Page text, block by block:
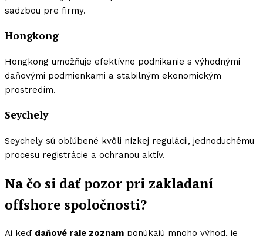
sadzbou pre firmy.
Hongkong
Hongkong umožňuje efektívne podnikanie s výhodnými
daňovými podmienkami a stabilným ekonomickým
prostredím.
Seychely
Seychely sú obľúbené kvôli nízkej regulácii, jednoduchému
procesu registrácie a ochranou aktív.
Na čo si dať pozor pri zakladaní
offshore spoločnosti?
Aj keď daňové raje zoznam ponúkajú mnoho výhod, je